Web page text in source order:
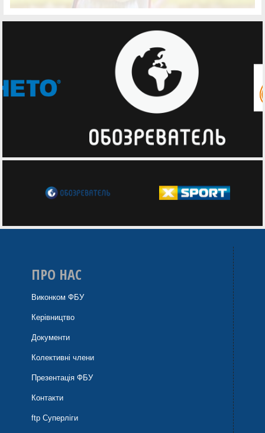
ПРО НАС
Виконком ФБУ
Керівництво
Документи
Колективні члени
Презентація ФБУ
Контакти
ftp Суперліги